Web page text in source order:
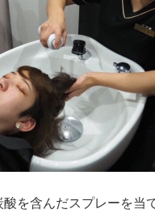
酸を含んだスプレーを当